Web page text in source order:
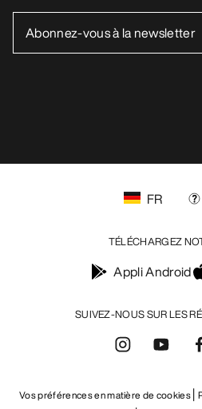
SUIVEZ-NOUS SUR LES
FR
TÉLÉCHARGEZ
Appli Android
Vos préférences en matière de cookies